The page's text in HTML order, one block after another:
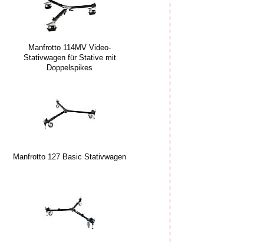
Manfrotto 114MV Video-
Stativwagen für Stative mit
Doppelspikes
Manfrotto 127 Basic Stativwagen